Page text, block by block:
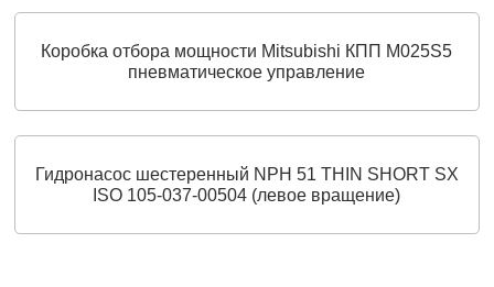
Коробка отбора мощности Mitsubishi КПП M025S5
пневматическое управление
Гидронасос шестеренный NPH 51 THIN SHORT SX
ISO 105-037-00504 (левое вращение)